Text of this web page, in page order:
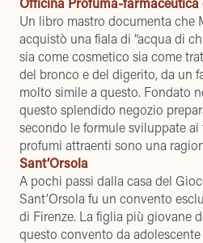
Un libro mastro documenta che
acquistò una fiala di “acqua di
sia come cosmetico sia come
del bronco e del digerito, da un
molto simile a questo. Fondato
questo splendido negozio
secondo le formule sviluppate
profumi attraenti sono una
Sant’Orsola
A pochi passi dalla casa del
Sant’Orsola fu un convento
di Firenze. La figlia più giovane
questo convento da